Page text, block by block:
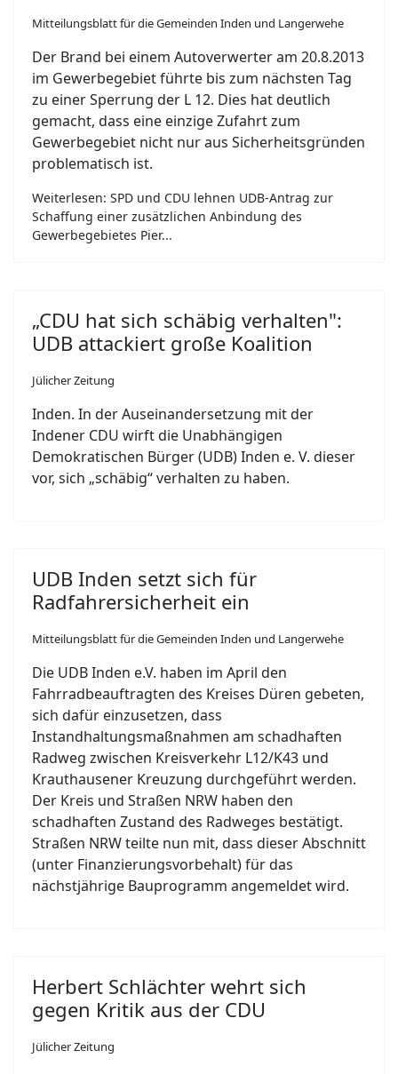
Mitteilungsblatt für die Gemeinden Inden und Langerwehe
Der Brand bei einem Autoverwerter am 20.8.2013
im Gewerbegebiet führte bis zum nächsten Tag
zu einer Sperrung der L 12. Dies hat deutlich
gemacht, dass eine einzige Zufahrt zum
Gewerbegebiet nicht nur aus Sicherheitsgründen
problematisch ist.
Weiterlesen: SPD und CDU lehnen UDB-Antrag zur
Schaffung einer zusätzlichen Anbindung des
Gewerbegebietes Pier...
„CDU hat sich schäbig verhalten":
UDB attackiert große Koalition
Jülicher Zeitung
Inden. In der Auseinandersetzung mit der
Indener CDU wirft die Unabhängigen
Demokratischen Bürger (UDB) Inden e. V. dieser
vor, sich „schäbig“ verhalten zu haben.
UDB Inden setzt sich für
Radfahrersicherheit ein
Mitteilungsblatt für die Gemeinden Inden und Langerwehe
Die UDB Inden e.V. haben im April den
Fahrradbeauftragten des Kreises Düren gebeten,
sich dafür einzusetzen, dass
Instandhaltungsmaßnahmen am schadhaften
Radweg zwischen Kreisverkehr L12/K43 und
Krauthausener Kreuzung durchgeführt werden.
Der Kreis und Straßen NRW haben den
schadhaften Zustand des Radweges bestätigt.
Straßen NRW teilte nun mit, dass dieser Abschnitt
(unter Finanzierungsvorbehalt) für das
nächstjährige Bauprogramm angemeldet wird.
Herbert Schlächter wehrt sich
gegen Kritik aus der CDU
Jülicher Zeitung